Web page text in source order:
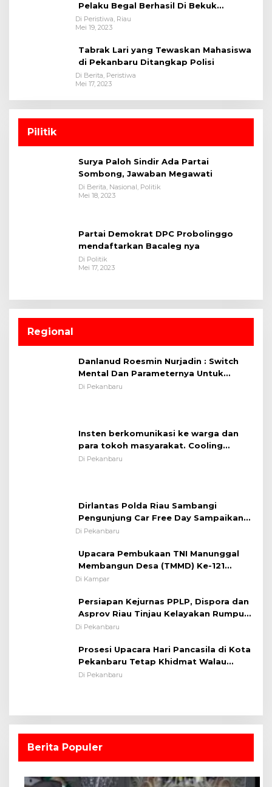
Pelaku Begal Berhasil Di Bekuk
Satreskrim Polres Kuansing
Di Peristiwa, Riau
Mei 19, 2023
Tabrak Lari yang Tewaskan Mahasiswa
di Pekanbaru Ditangkap Polisi
Di Berita, Peristiwa
Mei 17, 2023
Pilitik
Surya Paloh Sindir Ada Partai
Sombong, Jawaban Megawati
Di Berita, Nasional, Politik
Mei 18, 2023
Partai Demokrat DPC Probolinggo
mendaftarkan Bacaleg nya
Di Politik
Mei 17, 2023
Regional
Danlanud Roesmin Nurjadin : Switch
Mental Dan Parameternya Untuk
Melaksanakan ✈
Di Pekanbaru
Insten berkomunikasi ke warga dan
para tokoh masyarakat. Cooling
System OMP LK ²024 Polsek Rumbai,
Di Pekanbaru
Dirlantas Polda Riau Sambangi
Pengunjung Car Free Day Sampaikan
Pesan Edukasi Kamtibmas &
Di Pekanbaru
Upacara Pembukaan TNI Manunggal
Membangun Desa (TMMD) Ke-121
Kodim 0313/KPR Tahun 2024) ?
Di Kampar
Persiapan Kejurnas PPLP, Dispora dan
Asprov Riau Tinjau Kelayakan Rumput
Lapangan Sepakbola
Di Pekanbaru
Prosesi Upacara Hari Pancasila di Kota
Pekanbaru Tetap Khidmat Walau
Dalam Ruangan
Di Pekanbaru
Berita Populer